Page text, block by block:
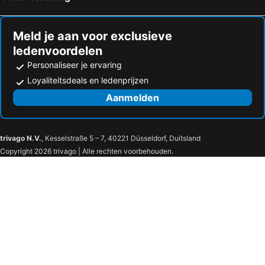
Meld je aan voor exclusieve
ledenvoordelen
Personaliseer je ervaring
Loyaliteitsdeals en ledenprijzen
Aanmelden
trivago N.V., Kesselstraße 5 – 7, 40221 Düsseldorf, Duitsland
Copyright 2026 trivago | Alle rechten voorbehouden.